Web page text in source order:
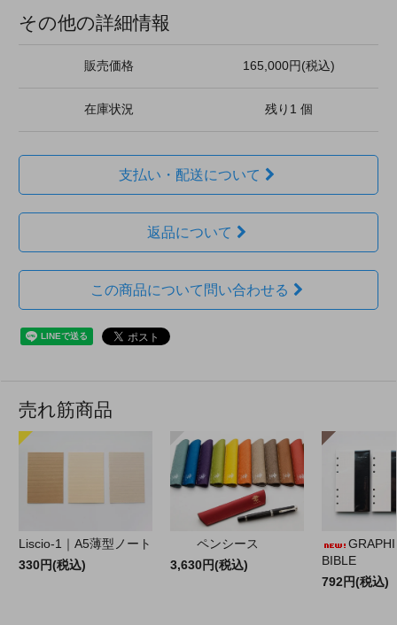
その他の詳細情報
販売価格 165,000円(税込)
在庫状況 残り1 個
支払い・配送について
返品について
この商品について問い合わせる
売れ筋商品
Liscio-1｜A5薄型ノート
330円(税込)
ペンシース
3,630円(税込)
BIBLE
792円(税込)